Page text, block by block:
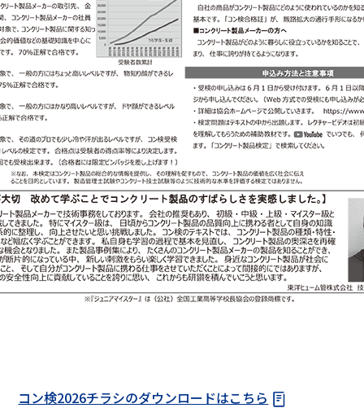
コン検2026チラシのダウンロードはこちら